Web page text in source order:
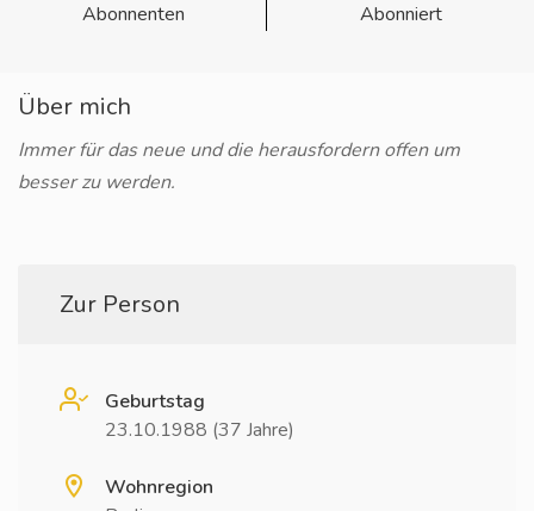
Abonnenten
Abonniert
Über mich
Immer für das neue und die herausfordern offen um
besser zu werden.
Zur Person
Geburtstag
23.10.1988 (37 Jahre)
Wohnregion